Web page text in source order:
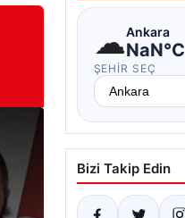
☁Ankara
NaN°C
ŞEHIR SEÇ
Bizi Takip Edin